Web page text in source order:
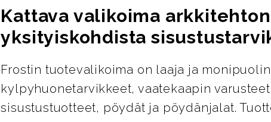
Kattava valikoima
yksityiskohdista
Frostin tuotevalikoima on laaja ja
kylpyhuonetarvikkeet, vaatekaapin
sisustustuotteet, pöydät ja pöydänjalat.